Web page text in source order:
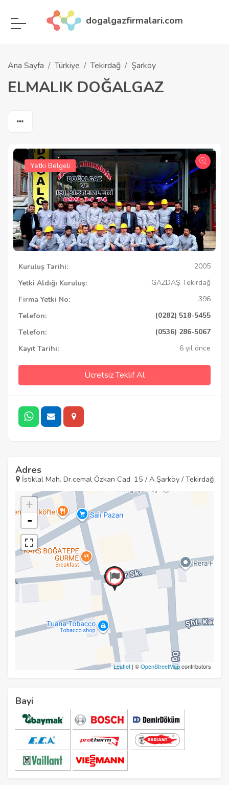
dogalgazfirmalari.com
Ana Sayfa Türkiye Tekirdağ Şarköy
ELMALIK DOĞALGAZ
Yetki Belgeli
Kuruluş Tarihi:
2005
Yetki Aldığı Kuruluş:
GAZDAŞ Tekirdağ
Firma Yetki No:
396
Telefon:
(0282) 518-5455
Telefon:
(0536) 286-5067
Kayıt Tarihi:
6 yıl önce
Ücretsiz Teklif Al
Adres
İstiklal Mah. Dr.cemal Özkan Cad. 15 / A Şarköy / Tekirdağ
+
-
Leaflet | ©OpenStreetMapcontributors
Bayi